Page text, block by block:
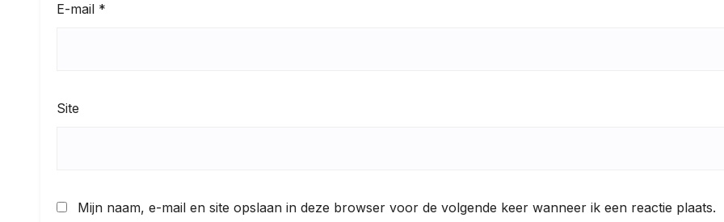
E-mail *
Site
Mijn naam, e-mail en site opslaan in deze browser voor de volgende keer wanneer ik een reactie plaats.